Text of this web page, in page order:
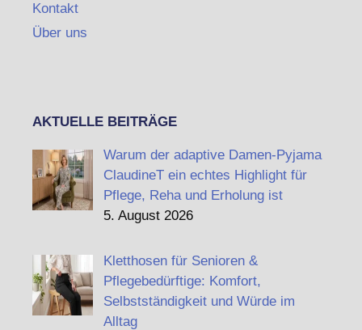
Kontakt
Über uns
AKTUELLE BEITRÄGE
Warum der adaptive Damen-Pyjama
ClaudineT ein echtes Highlight für
Pflege, Reha und Erholung ist
5. August 2026
Kletthosen für Senioren &
Pflegebedürftige: Komfort,
Selbstständigkeit und Würde im
Alltag